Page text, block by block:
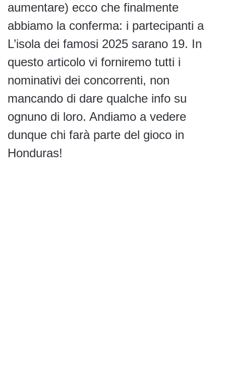
aumentare) ecco che finalmente
abbiamo la conferma: i partecipanti a
L’isola dei famosi 2025 sarano 19. In
questo articolo vi forniremo tutti i
nominativi dei concorrenti, non
mancando di dare qualche info su
ognuno di loro. Andiamo a vedere
dunque chi farà parte del gioco in
Honduras!